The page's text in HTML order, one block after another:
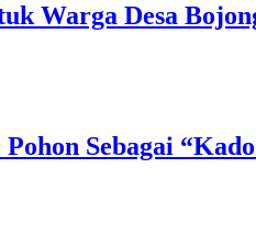
Warga Desa
Sebagai